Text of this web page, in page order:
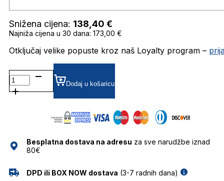
Snižena cijena: 138,40 €
Najniža cijena u 30 dana: 173,00 €
Otključaj velike popuste kroz naš Loyalty program –
0RB4474D
SUNČANE
NAOČALE
Dodaj u košaricu
Besplatna dostava na adresu za sve narudžbe iznad
80€
DPD ili BOX NOW dostava (3-7 radnih dana)